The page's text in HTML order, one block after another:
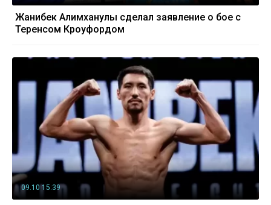
Жанибек Алимханулы сделал заявление о бое с
Теренсом Кроуфордом
09.10 15:39